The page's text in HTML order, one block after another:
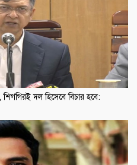
দল হিসেবে বিচার হবে: